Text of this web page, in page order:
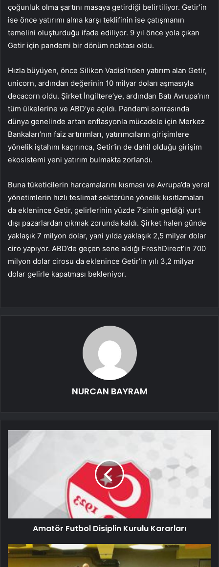
çoğunluk olma şartını masaya getirdiği belirtiliyor. Getir’in
ise önce yatırımı alma karşı teklifinin ise çatışmanın
temelini oluşturduğu ifade ediliyor. 9 yıl önce yola çıkan
Getir için pandemi bir dönüm noktası oldu.
Hızla büyüyen, önce Silikon Vadisi’nden yatırım alan Getir,
unicorn, ardından değerinin 10 milyar doları aşmasıyla
decacorn oldu. Şirket İngiltere’ye, ardından Batı Avrupa’nın
tüm ülkelerine ve ABD’ye açıldı. Pandemi sonrasında
dünya genelinde artan enflasyonla mücadele için Merkez
Bankaları’nın faiz artırımları, yatırımcıların girişimlere
yönelik iştahını kaçırınca, Getir’in de dahil olduğu girişim
ekosistemi yeni yatırım bulmakta zorlandı.
Buna tüketicilerin harcamalarını kısması ve Avrupa’da yerel
yönetimlerin hızlı teslimat sektörüne yönelik kısıtlamaları
da eklenince Getir, gelirlerinin yüzde 7’sinin geldiği yurt
dışı pazarlardan çıkmak zorunda kaldı. Şirket halen günde
yaklaşık 7 milyon dolar, yani yılda yaklaşık 2,5 milyar dolar
ciro yapıyor. ABD’de geçen sene aldığı FreshDirect’in 700
milyon dolar cirosu da eklenince Getir’in yılı 3,2 milyar
dolar gelirle kapatması bekleniyor.
NURCAN BAYRAM
Amatör Futbol Disiplin Kurulu Kararları